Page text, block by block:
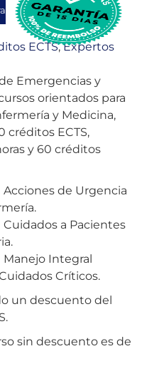
ECTS,Expertos
Emergencias y
orientados para
y Medicina,
créditos ECTS,
y 60 créditos
de Urgencia
a Pacientes
Integral
Críticos.
un descuento del
sin descuento es de